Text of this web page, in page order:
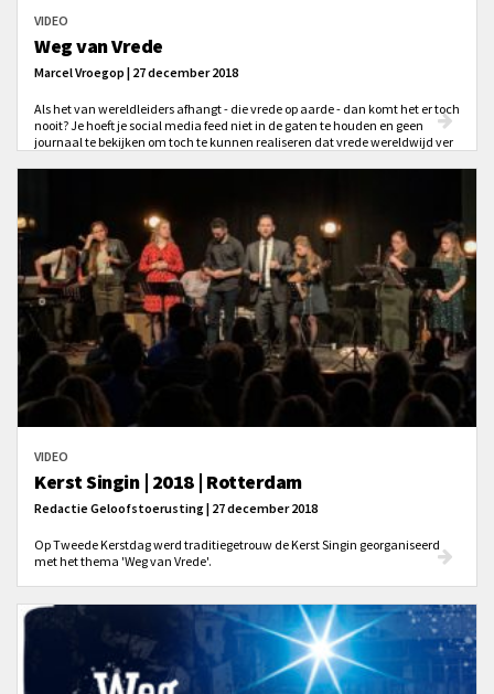
VIDEO
Weg van Vrede
Marcel Vroegop | 27 december 2018
Als het van wereldleiders afhangt - die vrede op aarde - dan komt het er toch
nooit? Je hoeft je social media feed niet in de gaten te houden en geen
journaal te bekijken om toch te kunnen realiseren dat vrede wereldwijd ver
VIDEO
Kerst Singin | 2018 | Rotterdam
Redactie Geloofstoerusting | 27 december 2018
Op Tweede Kerstdag werd traditiegetrouw de Kerst Singin georganiseerd
met het thema 'Weg van Vrede'.